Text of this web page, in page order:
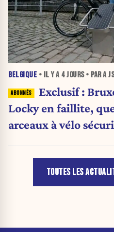
BELGIQUE • IL Y A 4 JOURS• PAR A JS
Exclusif :
Locky en faillite,
arceaux à vélo
TOUTES LES